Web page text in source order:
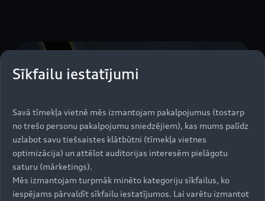
Sīkfailu iestatījumi
Savā tīmekļa vietnē mēs izmantojam pakalpojumus (tostarp
no trešo personu pakalpojumu sniedzējiem), kas mums palīdz
uzlabot savu tiešsaistes klātbūtni (tīmekļa vietnes
optimizācija) un attēlot auditorijas interesēm pielāgotu
saturu (mārketings).
Mēs izmantojam turpmāk minēto kategoriju sīkfailus, ko
iespējams pārvaldīt sīkfailu iestatījumos. Lai varētu izmantot